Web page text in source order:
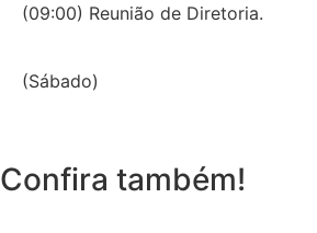
(09:00) Reunião de Diretoria.
(Sábado)
Confira também!